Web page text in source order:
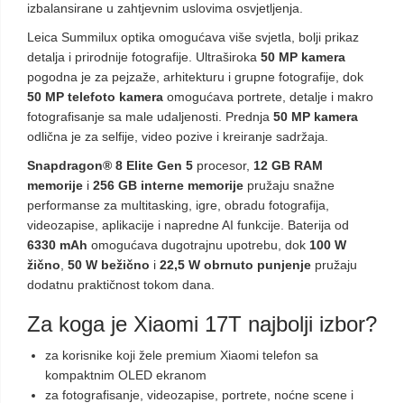
izbalansirane u zahtjevnim uslovima osvjetljenja.
Leica Summilux optika omogućava više svjetla, bolji prikaz
detalja i prirodnije fotografije. Ultraširoka 50 MP kamera
pogodna je za pejzaže, arhitekturu i grupne fotografije, dok
50 MP telefoto kamera omogućava portrete, detalje i makro
fotografisanje sa male udaljenosti. Prednja 50 MP kamera
odlična je za selfije, video pozive i kreiranje sadržaja.
Snapdragon® 8 Elite Gen 5 procesor, 12 GB RAM
memorije i 256 GB interne memorije pružaju snažne
performanse za multitasking, igre, obradu fotografija,
videozapise, aplikacije i napredne AI funkcije. Baterija od
6330 mAh omogućava dugotrajnu upotrebu, dok 100 W
žično 50 W bežično i 22,5 W obrnuto punjenje pružaju
dodatnu praktičnost tokom dana.
Za koga je Xiaomi 17T najbolji izbor?
za korisnike koji žele premium Xiaomi telefon sa
kompaktnim OLED ekranom
za fotografisanje, videozapise, portrete, noćne scene i